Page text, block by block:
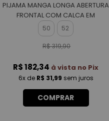
PIJAMA MANGA LONGA ABERTURA
FRONTAL COM CALCA EM
VISCOLYCRA FEMININO
50 52
R$ 319,90
R$ 182,34 à vista no Pix
6xde R$ 31,99 sem juros
COMPRAR